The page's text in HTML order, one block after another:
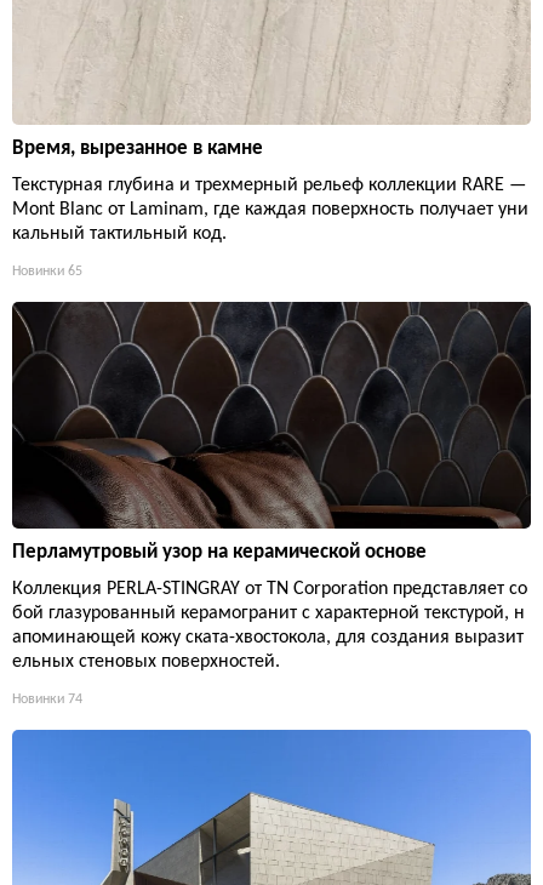
Время, вырезанное в камне
Текстурная глубина и трехмерный рельеф коллекции RARE —
Mont Blanc от Laminam, где каждая поверхность получает уни
кальный тактильный код.
Новинки 65
Перламутровый узор на керамической основе
Коллекция PERLA-STINGRAY от TN Corporation представляет со
бой глазурованный керамогранит с характерной текстурой, н
апоминающей кожу ската-хвостокола, для создания выразит
ельных стеновых поверхностей.
Новинки 74